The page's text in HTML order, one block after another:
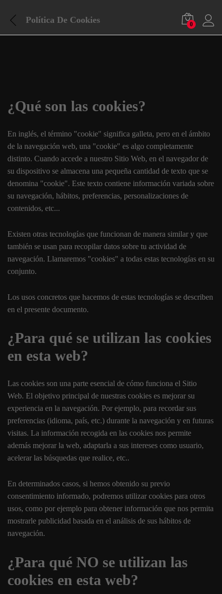
Política De Cookies 0
¿Qué son las cookies?
En inglés, el término "cookie" significa galleta, pero en el ámbito
de la navegación web, una "cookie" es algo completamente
distinto. Cuando accede a nuestro Sitio Web, en el navegador de
su dispositivo se almacena una pequeña cantidad de texto que se
denomina "cookie". Este texto contiene información variada sobre
su navegación, hábitos, preferencias, personalizaciones de
contenidos, etc...
Existen otras tecnologías que funcionan de manera similar y que
también se usan para recopilar datos sobre tu actividad de
navegación. Llamaremos "cookies" a todas estas tecnologías en su
conjunto.
Los usos concretos que hacemos de estas tecnologías se describen
en el presente documento.
¿Para qué se utilizan las cookies
en esta web?
Las cookies son una parte esencial de cómo funciona el Sitio
Web. El objetivo principal de nuestras cookies es mejorar su
experiencia en la navegación. Por ejemplo, para recordar sus
preferencias (idioma, país, etc.) durante la navegación y en futuras
visitas. La información recogida en las cookies nos permite
además mejorar la web, adaptarla a sus intereses como usuario,
acelerar las búsquedas que realice, etc..
En determinados casos, si hemos obtenido su previo
consentimiento informado, podremos utilizar cookies para otros
usos, como por ejemplo para obtener información que nos permita
mostrarle publicidad basada en el análisis de sus hábitos de
navegación.
¿Para qué NO se utilizan las
cookies en esta web?